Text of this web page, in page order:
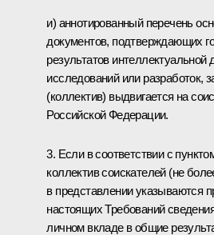
и) аннотированный перечень
документов, подтверждающих
результатов интеллектуальной
исследований или разработок,
(коллектив) выдвигается на
Российской Федерации.
3. Если в соответствии с
коллектив соискателей (не
в представлении указываются
настоящих Требований
личном вкладе в общие